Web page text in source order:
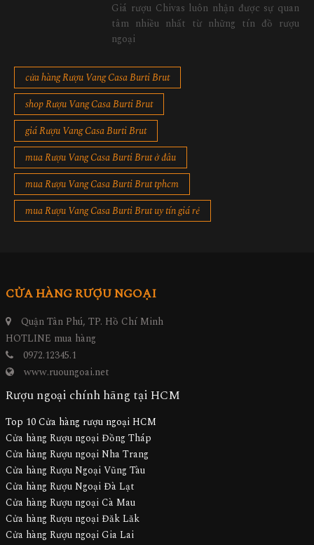
Giá rượu Chivas luôn nhận được sự quan
tâm nhiều nhất từ những tín đồ rượu
ngoại
cửa hàng Rượu Vang Casa Burti Brut
shop Rượu Vang Casa Burti Brut
giá Rượu Vang Casa Burti Brut
mua Rượu Vang Casa Burti Brut ở đâu
mua Rượu Vang Casa Burti Brut tphcm
mua Rượu Vang Casa Burti Brut uy tín giá rẻ
CỬA HÀNG RƯỢU NGOẠI
Quận Tân Phú, TP. Hồ Chí Minh
HOTLINE mua hàng
0972.12345.1
www.ruoungoai.net
Rượu ngoại chính hãng tại HCM
Top 10 Cửa hàng rượu ngoại HCM
Cửa hàng Rượu ngoại Đồng Tháp
Cửa hàng Rượu ngoại Nha Trang
Cửa hàng Rượu Ngoại Vũng Tàu
Cửa hàng Rượu Ngoại Đà Lạt
Cửa hàng Rượu ngoại Cà Mau
Cửa hàng Rượu ngoại Đăk Lăk
Cửa hàng Rượu ngoại Gia Lai